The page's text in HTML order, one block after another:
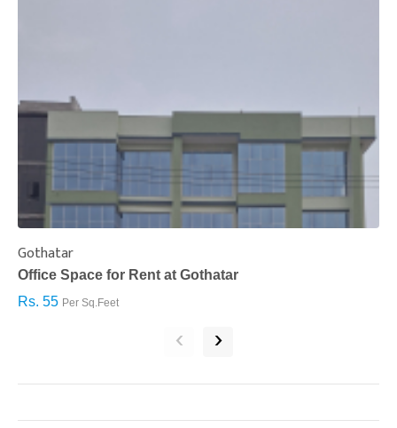
Gothatar
Office Space for Rent at Gothatar
Rs. 55 Per Sq.Feet
‹ ›